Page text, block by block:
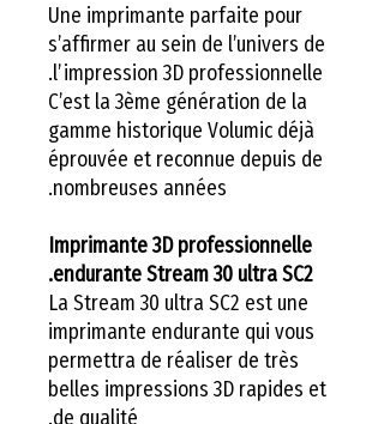
Une imprimante parfaite pour
s’affirmer au sein de l’univers de
l’impression 3D professionnelle.
C’est la 3ème génération de la
gamme historique Volumic déjà
éprouvée et reconnue depuis de
nombreuses années.
Imprimante 3D professionnelle
endurante Stream 30 ultra SC2.
La Stream 30 ultra SC2 est une
imprimante endurante qui vous
permettra de réaliser de très
belles impressions 3D rapides et
de qualité.